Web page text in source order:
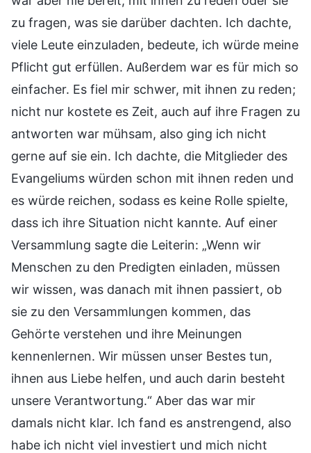
zu fragen, was sie darüber dachten. Ich dachte,
viele Leute einzuladen, bedeute, ich würde meine
Pflicht gut erfüllen. Außerdem war es für mich so
einfacher. Es fiel mir schwer, mit ihnen zu reden;
nicht nur kostete es Zeit, auch auf ihre Fragen zu
antworten war mühsam, also ging ich nicht
gerne auf sie ein. Ich dachte, die Mitglieder des
Evangeliums würden schon mit ihnen reden und
es würde reichen, sodass es keine Rolle spielte,
dass ich ihre Situation nicht kannte. Auf einer
Versammlung sagte die Leiterin: „Wenn wir
Menschen zu den Predigten einladen, müssen
wir wissen, was danach mit ihnen passiert, ob
sie zu den Versammlungen kommen, das
Gehörte verstehen und ihre Meinungen
kennenlernen. Wir müssen unser Bestes tun,
ihnen aus Liebe helfen, und auch darin besteht
unsere Verantwortung.“ Aber das war mir
damals nicht klar. Ich fand es anstrengend, also
habe ich nicht viel investiert und mich nicht